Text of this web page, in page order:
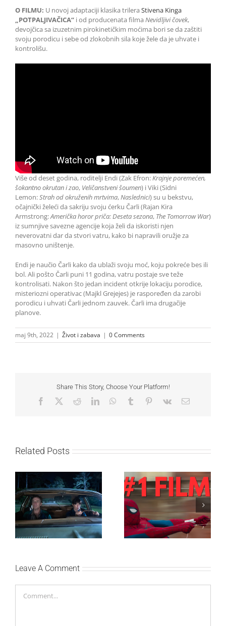
O FILMU: U novoj adaptaciji klasika trilera Stivena Kinga
„POTPALJIVAČICA“ i od producenata filma Nevidljivi čovek,
devojčica sa izuzetnim pirokinetičkim moćima bori se da zaštiti
svoju porodicu i sebe od zlokobnih sila koje žele da je uhvate i
kontrolišu.
Više od deset godina, roditelji Endi (Zak Efron:Krajnje poremećen,
šokantno okrutan i zao, Veličanstveni šoumen) i Viki (Sidni
Lemon:Strah od okruženih mrtvima,Naslednici) su u bekstvu,
očajnički želeći da sakriju svoju ćerku Čarli (Rajan Kira
Armstrong:Američka horor priča: Deseta sezona, The Tomorrow War)
iz sumnjive savezne agencije koja želi da iskoristi njen
neverovatni dar da stvori vatru, kako bi napravili oružje za
masovno uništenje.
Endi je naučio Čarli kako da ublaži svoju moć, koju pokreće bes ili
bol. Ali pošto Čarli puni 11 godina, vatru postaje sve teže
kontrolisati. Nakon što jedan incident otkrije lokaciju porodice,
misteriozni operativac (Majkl Grejejes) je raspoređen da zarobi
porodicu i uhvati Čarli jednom zauvek. Čarli ima drugačije
planove.
maj 9th, 2022 | Život i zabava | 0 Comments
Share This Story, Choose Your Platform!
Facebook RedditLinkedInWhatsApp
Tumblr Pinterest
Vk Email
Related Posts
SF NIGHT: POSLEDNJI
DANI ULICE
HRASTOVA u Concept
Cinema i CineStar
bioskopima 12. avgusta
Najuspešnije otvaranje
studijskog filma u Srbiji:
Spajdermen: Novi dan
oborio rekord već prvog
vikenda
Leave A Comment